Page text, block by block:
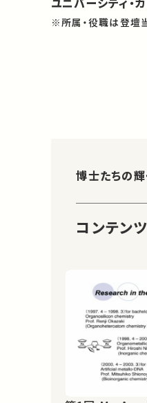
※所属・役職は登壇
博士たちの輝
コンテン